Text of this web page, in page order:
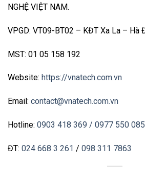
NGHỆ VIỆT NAM.
VPGD: VT09-BT02 – KĐT Xa La – Hà
MST: 01 05 158 192
Website: https://vnatech.com.vn
Email: contact@vnatech.com.vn
Hotline: 0903 418 369 / 0977 550 085
ĐT: 024 668 3 261 / 098 311 7863